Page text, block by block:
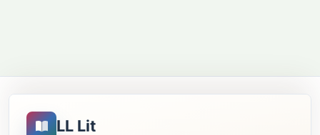
LL Lit